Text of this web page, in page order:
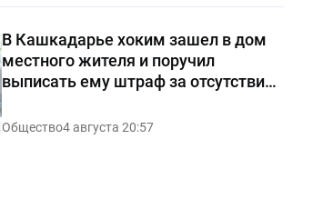
В Кашкадарье хоким зашел в дом
местного жителя и поручил
выписать ему штраф за отсутствие
чистоты — видео
Общество4 августа 20:57